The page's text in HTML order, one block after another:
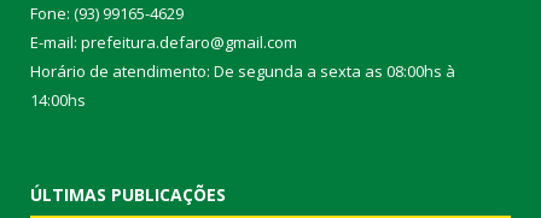
Fone: (93) 99165-4629
E-mail: prefeitura.defaro@gmail.com
Horário de atendimento: De segunda a sexta as 08:00hs à
14:00hs
ÚLTIMAS PUBLICAÇÕES